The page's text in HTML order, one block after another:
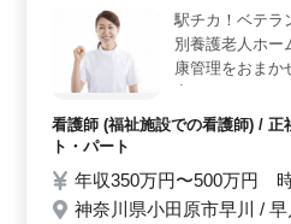
遇されます。車通勤も可能な
も便利です。また、50代60代
ており、ベテランスタッフと
す。 ＜明るい職場環境＞
ョンは、アットホームな雰囲
ュニケーションも活発です。
お互いに助け合いながら働いて
え入れる準備が整っていますの
お待ちしています。
駅チカ！ベテラ
別養護老人ホー
康管理をおまか
・外出の付き添
に働きませんか
ます！
看護師 (福祉施設での看護師) / 正
ト・パート
年収350万円〜500万円
神奈川県小田原市早川 / 早